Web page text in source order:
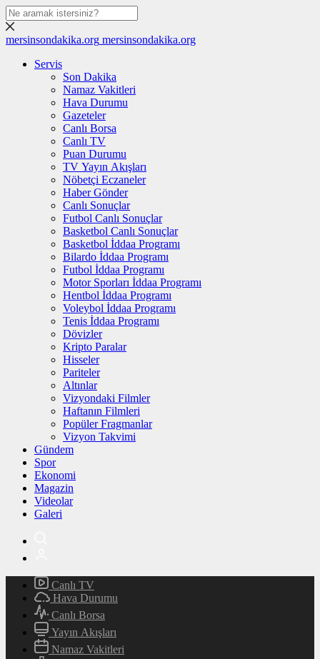
mersinsondakika.org mersinsondakika.org
Servis
Son Dakika
Namaz Vakitleri
Hava Durumu
Gazeteler
Canlı Borsa
Canlı TV
Puan Durumu
TV Yayın Akışları
Nöbetçi Eczaneler
Haber Gönder
Canlı Sonuçlar
Futbol Canlı Sonuçlar
Basketbol Canlı Sonuçlar
Basketbol İddaa Programı
Bilardo İddaa Programı
Futbol İddaa Programı
Motor Sporları İddaa Programı
Hentbol İddaa Programı
Voleybol İddaa Programı
Tenis İddaa Programı
Dövizler
Kripto Paralar
Hisseler
Pariteler
Altınlar
Vizyondaki Filmler
Haftanın Filmleri
Popüler Fragmanlar
Vizyon Takvimi
Gündem
Spor
Ekonomi
Magazin
Videolar
Galeri
Canlı TV
Hava Durumu
Canlı Borsa
Yayın Akışları
Namaz Vakitleri